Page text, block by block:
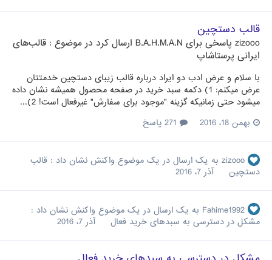
قالب دستچین
zizooo پاسخی برای B.A.H.M.A.N ارسال کرد در موضوع : قالب‌های
ایرانی پرستاشاپ
با سلام و عرض ادب دو ایراد درباره قالب زیبای دستچین خدمتتان
عرض میکنم: 1) دکمه سبد خرید در صفحه محصول همیشه نشان داده
میشود حتی زمانیکه گزینه "موجود برای سفارش" غیرفعال است! 2)...
بهمن 18، 2016
zizooo به یک ارسال در یک موضوع واکنش نشان داد : قالب
دستچین
آذر 7، 2016
Fahime1992 به یک ارسال در یک موضوع واکنش نشان داد :
مشکل در دسترسی به سبدهای خرید فعال
آذر 7، 2016